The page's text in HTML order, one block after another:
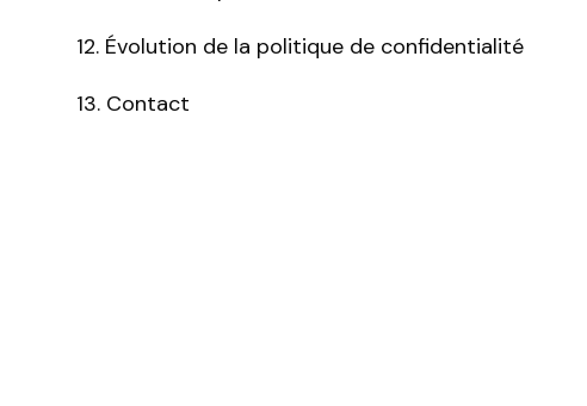
12. Évolution de la politique de confidentialité
13. Contact